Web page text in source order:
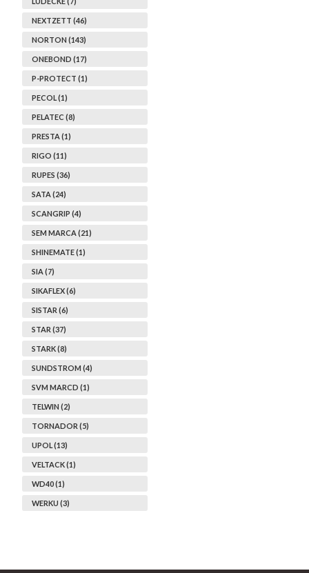
NEXTZETT (46)
NORTON (143)
ONEBOND (17)
P-PROTECT (1)
PECOL (1)
PELATEC (8)
PRESTA (1)
RIGO (11)
RUPES (36)
SATA (24)
SCANGRIP (4)
SEM MARCA (21)
SHINEMATE (1)
SIA (7)
SIKAFLEX (6)
SISTAR (6)
STAR (37)
STARK (8)
SUNDSTROM (4)
SVM MARCD (1)
TELWIN (2)
TORNADOR (5)
UPOL (13)
VELTACK (1)
WD40 (1)
WERKU (3)